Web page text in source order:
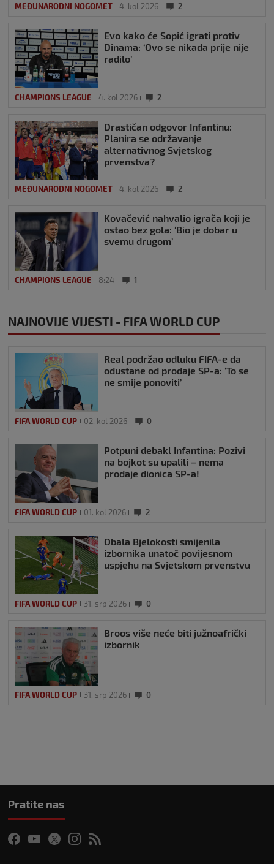
MEĐUNARODNI NOGOMET 4. kol 2026 2
Evo kako će Sopić igrati protiv
Dinama: ‘Ovo se nikada prije nije
radilo’
CHAMPIONS LEAGUE 4. kol 2026 2
Drastičan odgovor Infantinu:
Planira se održavanje
alternativnog Svjetskog
prvenstva?
MEĐUNARODNI NOGOMET 4. kol 2026 2
Kovačević nahvalio igrača koji je
ostao bez gola: ‘Bio je dobar u
svemu drugom’
CHAMPIONS LEAGUE 8:24 1
NAJNOVIJE VIJESTI - FIFA WORLD CUP
Real podržao odluku FIFA-e da
odustane od prodaje SP-a: ‘To se
ne smije ponoviti’
FIFA WORLD CUP 02. kol 2026 0
Potpuni debakl Infantina: Pozivi
na bojkot su upalili – nema
prodaje dionica SP-a!
FIFA WORLD CUP 01. kol 2026 2
Obala Bjelokosti smijenila
izbornika unatoč povijesnom
uspjehu na Svjetskom prvenstvu
FIFA WORLD CUP 31. srp 2026 0
Broos više neće biti južnoafrički
izbornik
FIFA WORLD CUP 31. srp 2026 0
Pratite nas